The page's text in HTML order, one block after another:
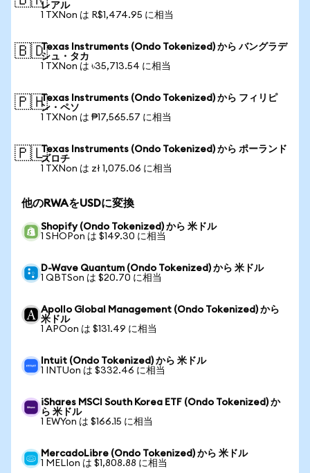
レアル
1 TXNon は R$1,474.95 に相当
🇧🇩Texas Instruments (Ondo Tokenized) から バングラデ
シュ・タカ
1 TXNon は ৳35,713.54 に相当
🇵🇭Texas Instruments (Ondo Tokenized) から フィリピ
ン・ペソ
1 TXNon は ₱17,565.57 に相当
🇵🇱Texas Instruments (Ondo Tokenized) から ポーランド
ズロチ
1 TXNon は zł 1,075.06 に相当
他のRWAをUSDに変換
Shopify (Ondo Tokenized) から 米ドル
1 SHOPon は $149.30 に相当
D-Wave Quantum (Ondo Tokenized) から 米ドル
1 QBTSon は $20.70 に相当
Apollo Global Management (Ondo Tokenized) から
米ドル
1 APOon は $131.49 に相当
Intuit (Ondo Tokenized) から 米ドル
1 INTUon は $332.46 に相当
iShares MSCI South Korea ETF (Ondo Tokenized) か
ら 米ドル
1 EWYon は $166.15 に相当
MercadoLibre (Ondo Tokenized) から 米ドル
1 MELIon は $1,808.88 に相当